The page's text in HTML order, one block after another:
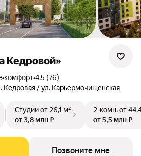
Кедровой»
•комфорт•4.5 (76)
Кедровая / ул. Карьермочищенская
Студииот 26,1 м²
от 3,8 млн ₽
2-комн.от
от 5,5 млн ₽
Позвоните мне